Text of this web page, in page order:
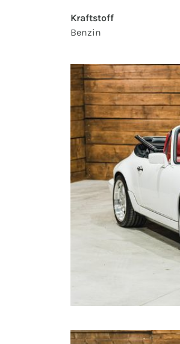
Kraftstoff
Benzin